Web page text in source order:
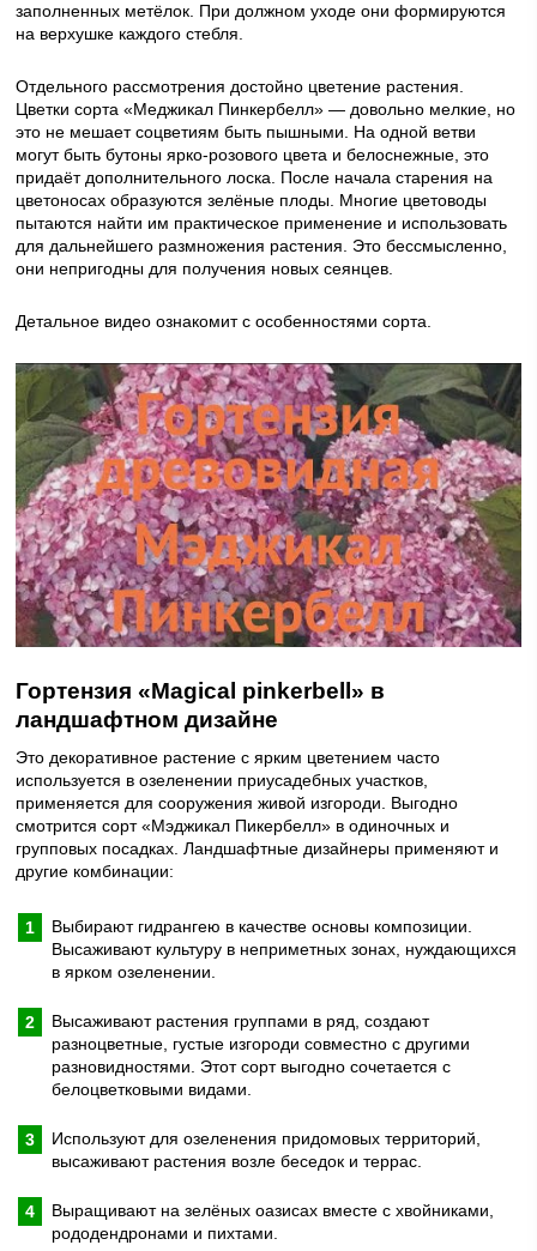
заполненных метёлок. При должном уходе они формируются
на верхушке каждого стебля.
Отдельного рассмотрения достойно цветение растения.
Цветки сорта «Меджикал Пинкербелл» — довольно мелкие, но
это не мешает соцветиям быть пышными. На одной ветви
могут быть бутоны ярко-розового цвета и белоснежные, это
придаёт дополнительного лоска. После начала старения на
цветоносах образуются зелёные плоды. Многие цветоводы
пытаются найти им практическое применение и использовать
для дальнейшего размножения растения. Это бессмысленно,
они непригодны для получения новых сеянцев.
Детальное видео ознакомит с особенностями сорта.
Гортензия «Magical pinkerbell» в
ландшафтном дизайне
Это декоративное растение с ярким цветением часто
используется в озеленении приусадебных участков,
применяется для сооружения живой изгороди. Выгодно
смотрится сорт «Мэджикал Пикербелл» в одиночных и
групповых посадках. Ландшафтные дизайнеры применяют и
другие комбинации:
Выбирают гидрангею в качестве основы композиции.
Высаживают культуру в неприметных зонах, нуждающихся
в ярком озеленении.
Высаживают растения группами в ряд, создают
разноцветные, густые изгороди совместно с другими
разновидностями. Этот сорт выгодно сочетается с
белоцветковыми видами.
Используют для озеленения придомовых территорий,
высаживают растения возле беседок и террас.
Выращивают на зелёных оазисах вместе с хвойниками,
рододендронами и пихтами.